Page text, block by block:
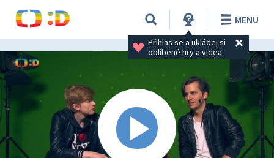
Přihlas se a ukládej si
oblíbené hry a videa.
MENU